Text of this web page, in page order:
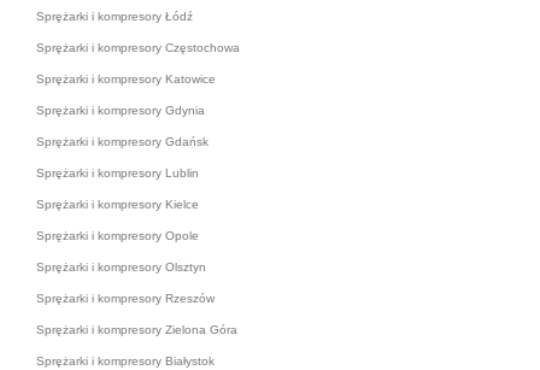
Sprężarki i kompresory Łódź
Sprężarki i kompresory Częstochowa
Sprężarki i kompresory Katowice
Sprężarki i kompresory Gdynia
Sprężarki i kompresory Gdańsk
Sprężarki i kompresory Lublin
Sprężarki i kompresory Kielce
Sprężarki i kompresory Opole
Sprężarki i kompresory Olsztyn
Sprężarki i kompresory Rzeszów
Sprężarki i kompresory Zielona Góra
Sprężarki i kompresory Białystok